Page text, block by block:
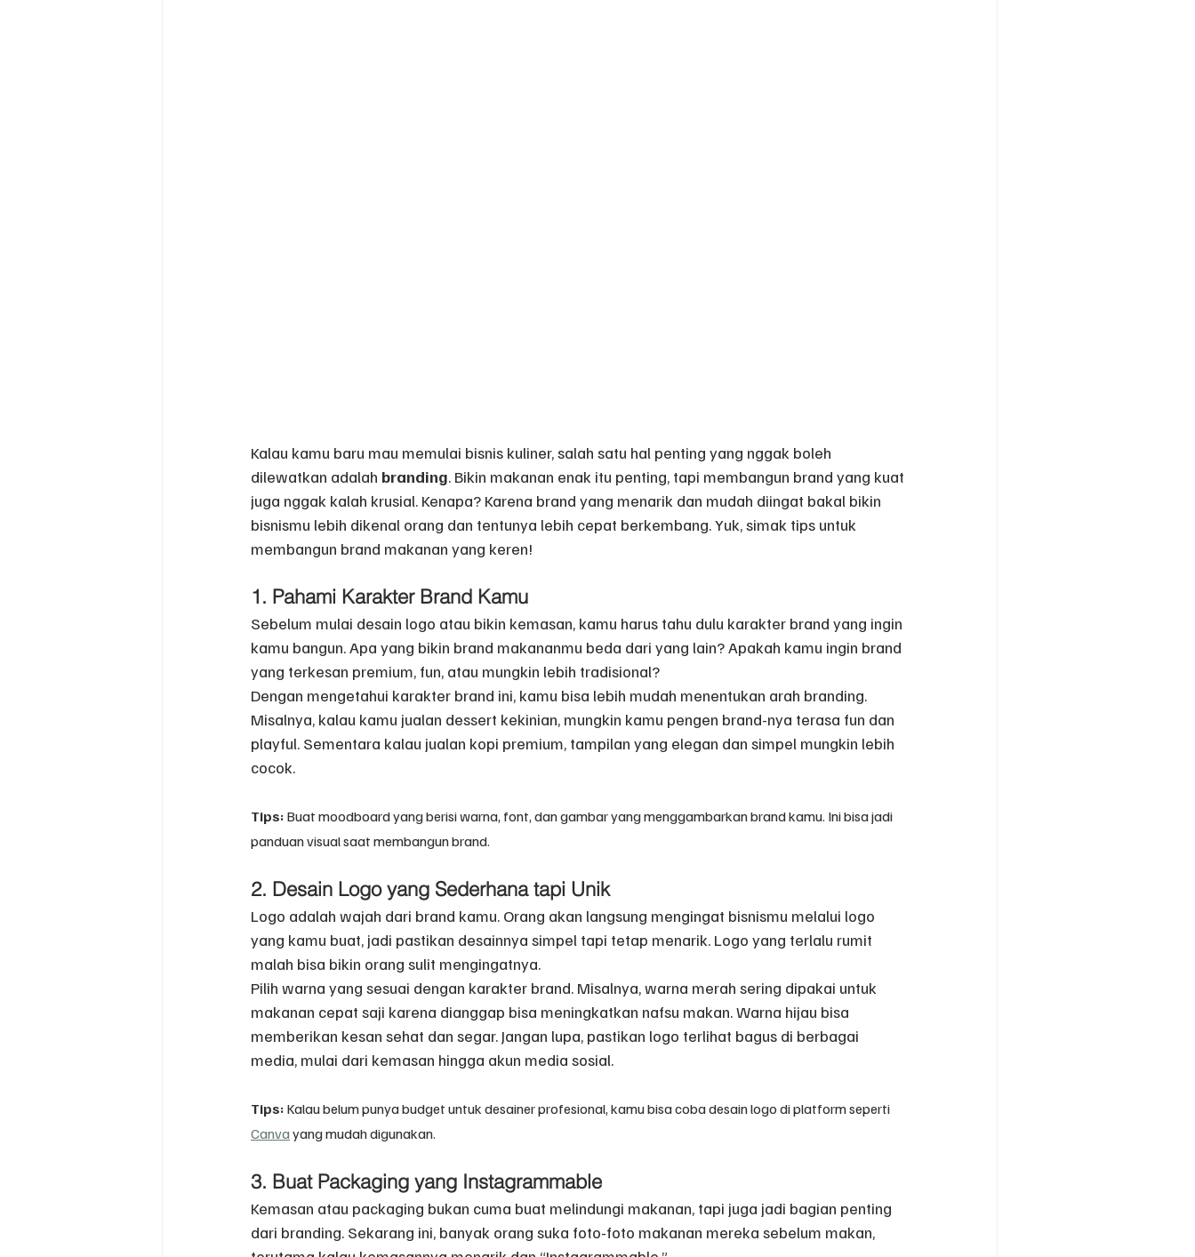
Kalau kamu baru mau memulai bisnis kuliner, salah satu hal penting yang nggak boleh
dilewatkan adalah branding. Bikin makanan enak itu penting, tapi membangun brand yang kuat
juga nggak kalah krusial. Kenapa? Karena brand yang menarik dan mudah diingat bakal bikin
bisnismu lebih dikenal orang dan tentunya lebih cepat berkembang. Yuk, simak tips untuk
membangun brand makanan yang keren!
1. Pahami Karakter Brand Kamu
Sebelum mulai desain logo atau bikin kemasan, kamu harus tahu dulu karakter brand yang ingin
kamu bangun. Apa yang bikin brand makananmu beda dari yang lain? Apakah kamu ingin brand
yang terkesan premium, fun, atau mungkin lebih tradisional?
Dengan mengetahui karakter brand ini, kamu bisa lebih mudah menentukan arah branding.
Misalnya, kalau kamu jualan dessert kekinian, mungkin kamu pengen brand-nya terasa fun dan
playful. Sementara kalau jualan kopi premium, tampilan yang elegan dan simpel mungkin lebih
cocok.
Tips: Buat moodboard yang berisi warna, font, dan gambar yang menggambarkan brand kamu. Ini bisa jadi
panduan visual saat membangun brand.
2. Desain Logo yang Sederhana tapi Unik
Logo adalah wajah dari brand kamu. Orang akan langsung mengingat bisnismu melalui logo
yang kamu buat, jadi pastikan desainnya simpel tapi tetap menarik. Logo yang terlalu rumit
malah bisa bikin orang sulit mengingatnya.
Pilih warna yang sesuai dengan karakter brand. Misalnya, warna merah sering dipakai untuk
makanan cepat saji karena dianggap bisa meningkatkan nafsu makan. Warna hijau bisa
memberikan kesan sehat dan segar. Jangan lupa, pastikan logo terlihat bagus di berbagai
media, mulai dari kemasan hingga akun media sosial.
Tips: Kalau belum punya budget untuk desainer profesional, kamu bisa coba desain logo di platform seperti
Canva yang mudah digunakan.
3. Buat Packaging yang Instagrammable
Kemasan atau packaging bukan cuma buat melindungi makanan, tapi juga jadi bagian penting
dari branding. Sekarang ini, banyak orang suka foto-foto makanan mereka sebelum makan,